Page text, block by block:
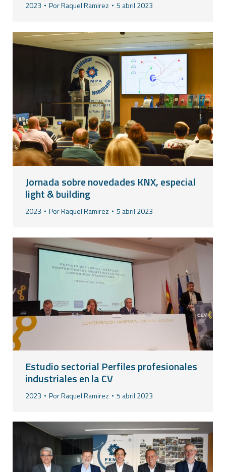
2023 PorRaquel Ramirez 5 abril 2023
Jornada sobre novedades KNX, especial
light & building
2023 PorRaquel Ramirez 5 abril 2023
Estudio sectorial Perfiles profesionales
industriales en la CV
2023 PorRaquel Ramirez 5 abril 2023